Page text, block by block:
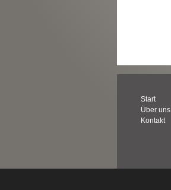
Start
Über uns
Kontakt